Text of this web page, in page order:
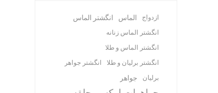
ازدواج الماس انگشتر الماس
انگشتر الماس زنانه
انگشتر الماس و طلا
انگشتر برلیان و طلا
انگشتر جواهر
برلیان
جواهر